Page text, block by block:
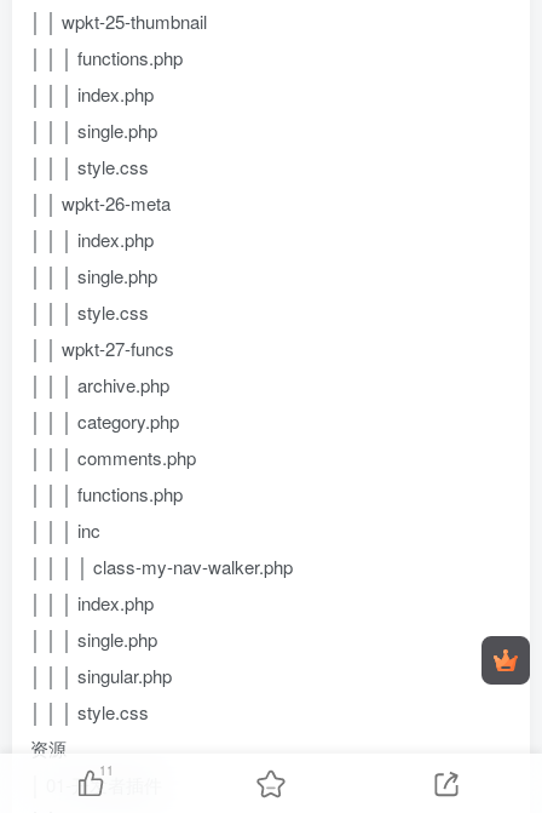
│ │ wpkt-25-thumbnail
│ │ │ functions.php
│ │ │ index.php
│ │ │ single.php
│ │ │ style.css
│ │ wpkt-26-meta
│ │ │ index.php
│ │ │ single.php
│ │ │ style.css
│ │ wpkt-27-funcs
│ │ │ archive.php
│ │ │ category.php
│ │ │ comments.php
│ │ │ functions.php
│ │ │ inc
│ │ │ │ class-my-nav-walker.php
│ │ │ index.php
│ │ │ single.php
│ │ │ singular.php
│ │ │ style.css
资源
│ 01-开发者插件
11